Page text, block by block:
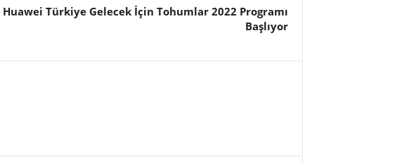
Huawei Türkiye Gelecek İçin Tohumlar 2022 Programı
Başlıyor